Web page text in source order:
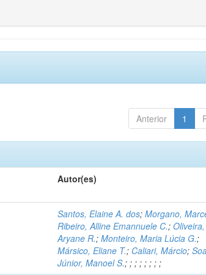
Anterior 1
Autor(es)
Santos, Elaine A. dos;Morgano,
Ribeiro, Alline Emannuele C.;Oliveira,
Aryane R.;Monteiro, Maria Lúcia G.;
Mársico, Eliane T.; Caliari, Márcio;
Júnior, Manoel S.;;;;;;;;